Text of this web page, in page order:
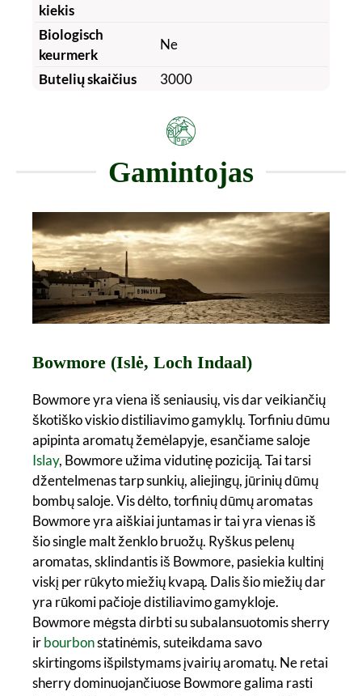
kiekis
Biologisch
keurmerk
Ne
Butelių skaičius 3000
Gamintojas
Bowmore (Islė, Loch Indaal)
Bowmore yra viena iš seniausių, vis dar veikiančių
škotiško viskio distiliavimo gamyklų. Torfiniu dūmu
apipinta aromatų žemėlapyje, esančiame saloje
Islay, Bowmore užima vidutinę poziciją. Tai tarsi
džentelmenas tarp sunkių, aliejingų, jūrinių dūmų
bombų saloje. Vis dėlto, torfinių dūmų aromatas
Bowmore yra aiškiai juntamas ir tai yra vienas iš
šio single malt ženklo bruožų. Ryškus pelenų
aromatas, sklindantis iš Bowmore, pasiekia kultinį
viskį per rūkyto miežių kvapą. Dalis šio miežių dar
yra rūkomi pačioje distiliavimo gamykloje.
Bowmore mėgsta dirbti su subalansuotomis sherry
irbourbonstatinėmis, suteikdama savo
skirtingoms išpilstymams įvairių aromatų. Ne retai
sherry dominuojančiuose Bowmore galima rasti